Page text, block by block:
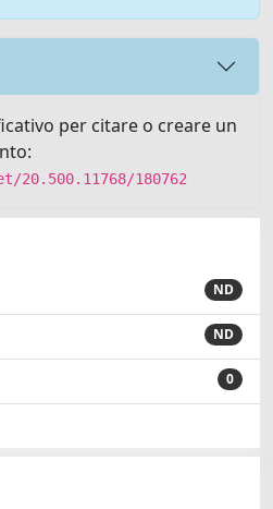
per citare o creare un
180762
ND
ND
0